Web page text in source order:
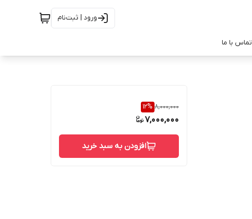
ورود | ثبت‌نام
تماس با ما
8,000,000
12%
7,000,000
افزودن به سبد خرید